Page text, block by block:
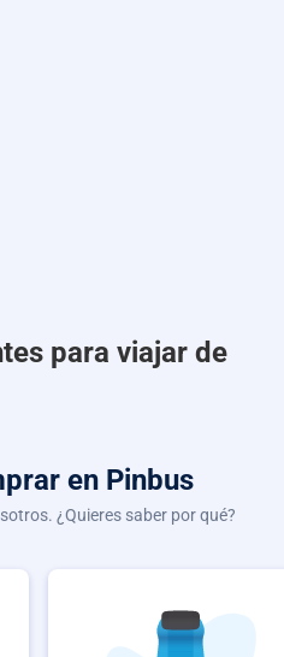
para viajar de
en Pinbus
¿Quieres saber por qué?